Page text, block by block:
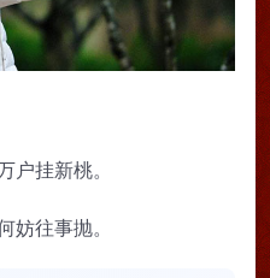
户挂新桃。
妨往事抛。